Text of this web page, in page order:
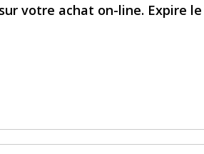
votre achat on-line. Expire le